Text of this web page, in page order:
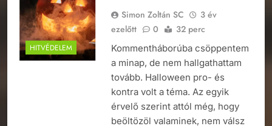
HITVÉDELEM
Simon Zoltán SC
3 év
ezelőtt
0 32 perc
Kommentháborúba csöppentem
a minap, de nem hallgathattam
tovább. Halloween pro- és
kontra volt a téma. Az egyik
érvelő szerint attól még, hogy
beöltözöl valaminek, nem válsz